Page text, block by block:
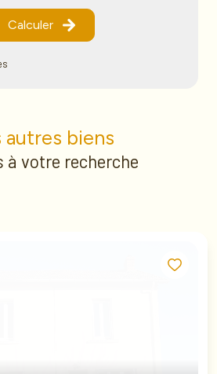
Calculer
biens
à votre recherche